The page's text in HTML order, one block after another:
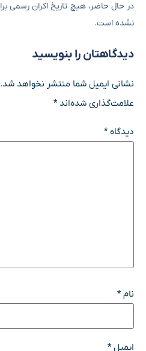
نشده است.
دیدگاهتان را بنویسید
نشانی ایمیل شما منتشر نخواهد شد.
علامت‌گذاری شده‌اند*
دیدگاه*
نام*
ایمیل*